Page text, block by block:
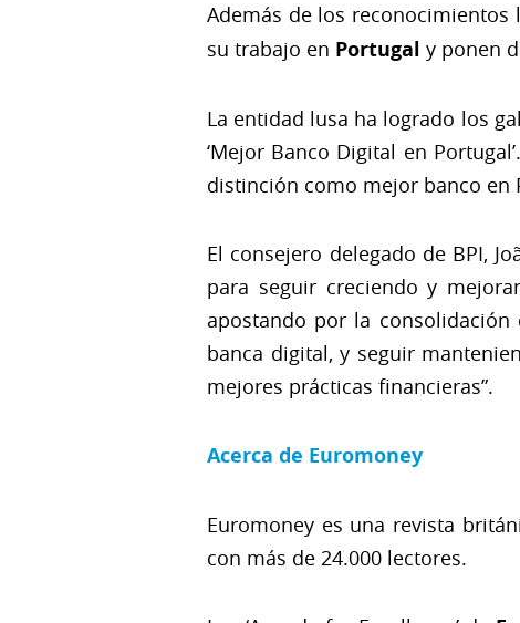
Además de los reconocimientos
su trabajo en Portugal y ponen
La entidad lusa ha logrado los
‘Mejor Banco Digital en
distinción como mejor banco en
El consejero delegado de BPI,
para seguir creciendo y
apostando por la
banca digital, y seguir
mejores prácticas financieras”.
Acerca de Euromoney
Euromoney es una revista
con más de 24.000 lectores.